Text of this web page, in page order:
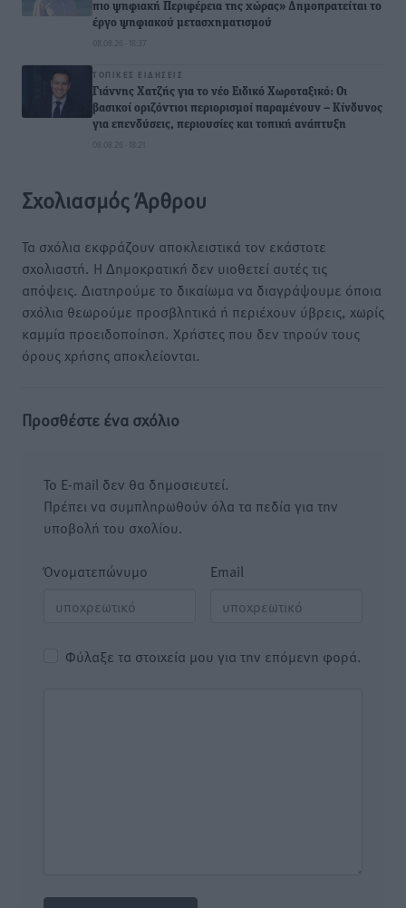
πιο ψηφιακή Περιφέρεια της χώρας» Δημοπρατείται το
έργο ψηφιακού μετασχηματισμού
08.08.26 · 18:37
ΤΟΠΙΚΈΣ ΕΙΔΉΣΕΙΣ
Γιάννης Χατζής για το νέο Ειδικό Χωροταξικό: Οι
βασικοί οριζόντιοι περιορισμοί παραμένουν – Κίνδυνος
για επενδύσεις, περιουσίες και τοπική ανάπτυξη
08.08.26 · 18:21
Σχολιασμός Άρθρου
Τα σχόλια εκφράζουν αποκλειστικά τον εκάστοτε
σχολιαστή. Η Δημοκρατική δεν υιοθετεί αυτές τις
απόψεις. Διατηρούμε το δικαίωμα να διαγράψουμε όποια
σχόλια θεωρούμε προσβλητικά ή περιέχουν ύβρεις, χωρίς
καμμία προειδοποίηση. Χρήστες που δεν τηρούν τους
όρους χρήσης αποκλείονται.
Προσθέστε ένα σχόλιο
Το E-mail δεν θα δημοσιευτεί.
Πρέπει να συμπληρωθούν όλα τα πεδία για την
υποβολή του σχολίου.
Όνοματεπώνυμο Email
Φύλαξε τα στοιχεία μου για την επόμενη φορά.